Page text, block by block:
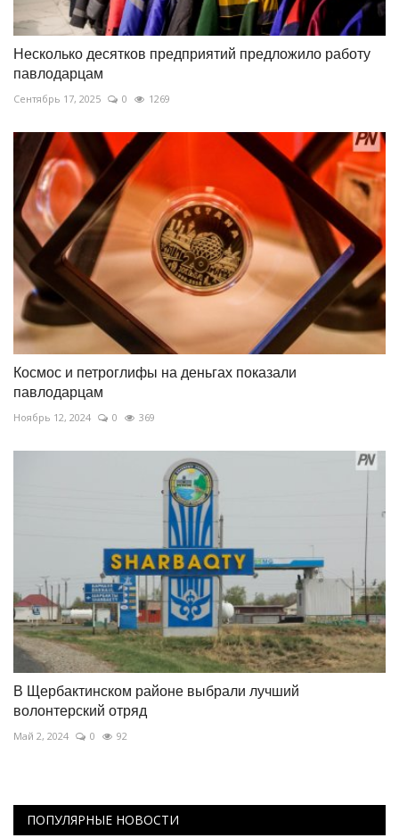
Несколько десятков предприятий предложило работу
павлодарцам
Сентябрь 17, 2025 0 1269
Космос и петроглифы на деньгах показали
павлодарцам
Ноябрь 12, 2024 0 369
В Щербактинском районе выбрали лучший
волонтерский отряд
Май 2, 2024 0 92
ПОПУЛЯРНЫЕ НОВОСТИ